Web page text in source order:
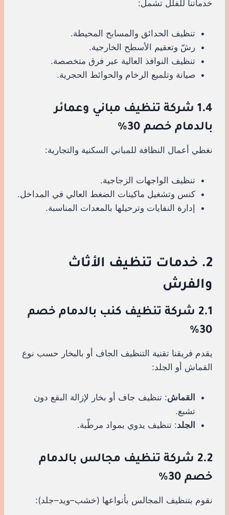
خدماتنا للفلل تشمل:
تنظيف الحدائق والمسابح المحيطة.
رشّ وتعقيم الأسطح الخارجية.
تنظيف النوافذ العالية عبر فرق متخصصة.
صيانة وتلميع الرخام والحوائط الحجرية.
1.4 شركة تنظيف مباني وعمائر
بالدمام خصم 30%
نغطي أعمال النظافة للمباني السكنية والتجارية:
تنظيف الواجهات الزجاجية.
كنس وتشغيل ماكينات الضغط العالي في المداخل.
إدارة النفايات وترحيلها بالمعدات المناسبة.
2. خدمات تنظيف الأثاث
والفرش
2.1 شركة تنظيف كنب بالدمام خصم
30%
يقدم فريقنا تقنية التنظيف الجاف أو بالبخار حسب نوع
القماش أو الجلد:
القماش: تنظيف جاف أو بخار لإزالة البقع دون
تشبع.
الجلد: تنظيف يدوي بمواد مرطّبة.
2.2 شركة تنظيف مجالس بالدمام
خصم 30%
نقوم بتنظيف المجالس بأنواعها (خشب–ويد–جلد):